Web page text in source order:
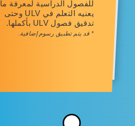
للفصول الدراسية لمعرفة ما
يعنيه التعلم في ULV وحتى
تدقيق فصول ULV بأكملها.
* قد يتم تطبيق رسوم إضافية.